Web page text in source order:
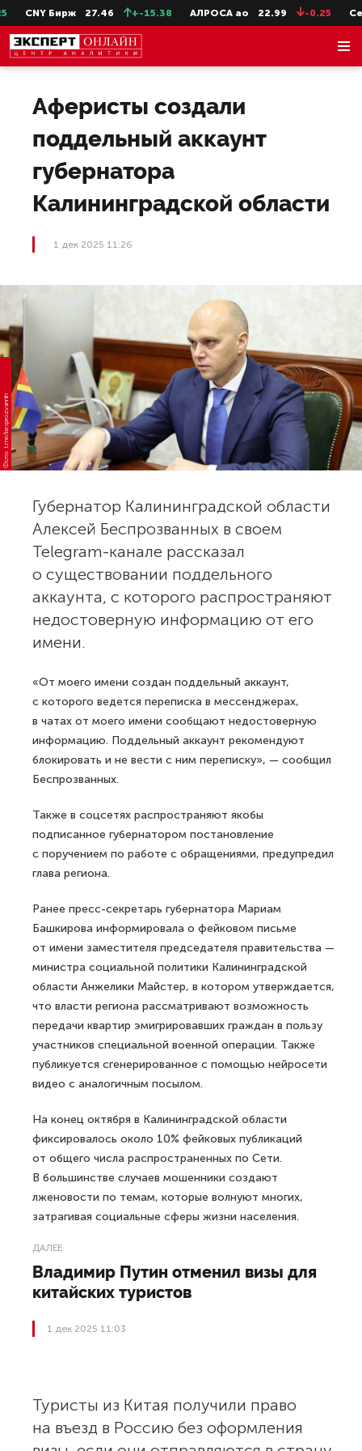
CNY Бирж 27.46 +-15.38 АЛРОСА ао 22.99 -0.25
Аферисты создали
поддельный аккаунт
губернатора
Калининградской области
1 дек 2025 11:26
Фото: t.me/besprozvannih
Губернатор Калининградской области
Алексей Беспрозванных в своем
Telegram-канале рассказал
о существовании поддельного
аккаунта, с которого распространяют
недостоверную информацию от его
имени.
«От моего имени создан поддельный аккаунт,
с которого ведется переписка в мессенджерах,
в чатах от моего имени сообщают недостоверную
информацию. Поддельный аккаунт рекомендуют
блокировать и не вести с ним переписку», — сообщил
Беспрозванных.
Также в соцсетях распространяют якобы
подписанное губернатором постановление
с поручением по работе с обращениями, предупредил
глава региона.
Ранее пресс-секретарь губернатора Мариам
Башкирова информировала о фейковом письме
от имени заместителя председателя правительства —
министра социальной политики Калининградской
области Анжелики Майстер, в котором утверждается,
что власти региона рассматривают возможность
передачи квартир эмигрировавших граждан в пользу
участников специальной военной операции. Также
публикуется сгенерированное с помощью нейросети
видео с аналогичным посылом.
На конец октября в Калининградской области
фиксировалось около 10% фейковых публикаций
от общего числа распространенных по Сети.
В большинстве случаев мошенники создают
лженовости по темам, которые волнуют многих,
затрагивая социальные сферы жизни населения.
ДАЛЕЕ
Владимир Путин отменил визы для
китайских туристов
1 дек 2025 11:03
Туристы из Китая получили право
на въезд в Россию без оформления